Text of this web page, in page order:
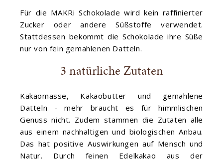
Für die MAKRi Schokolade wird kein raffinierter
Zucker oder andere Süßstoffe verwendet.
Stattdessen bekommt die Schokolade ihre Süße
nur von fein gemahlenen Datteln.
3 natürliche Zutaten
Kakaomasse, Kakaobutter und gemahlene
Datteln - mehr braucht es für himmlischen
Genuss nicht. Zudem stammen die Zutaten alle
aus einem nachhaltigen und biologischen Anbau.
Das hat positive Auswirkungen auf Mensch und
Natur. Durch feinen Edelkakao aus der